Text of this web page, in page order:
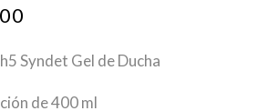
Syndet Gel de Ducha
de 400 ml